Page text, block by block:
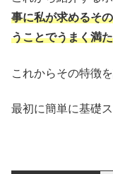
事に私が求めるそ
うことでうまく満
これからその特徴
最初に簡単に基礎